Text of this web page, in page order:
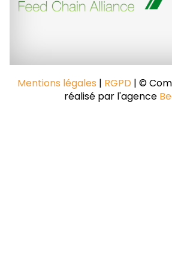
Mentions légales | RGPD | ©
réalisé par l'agence